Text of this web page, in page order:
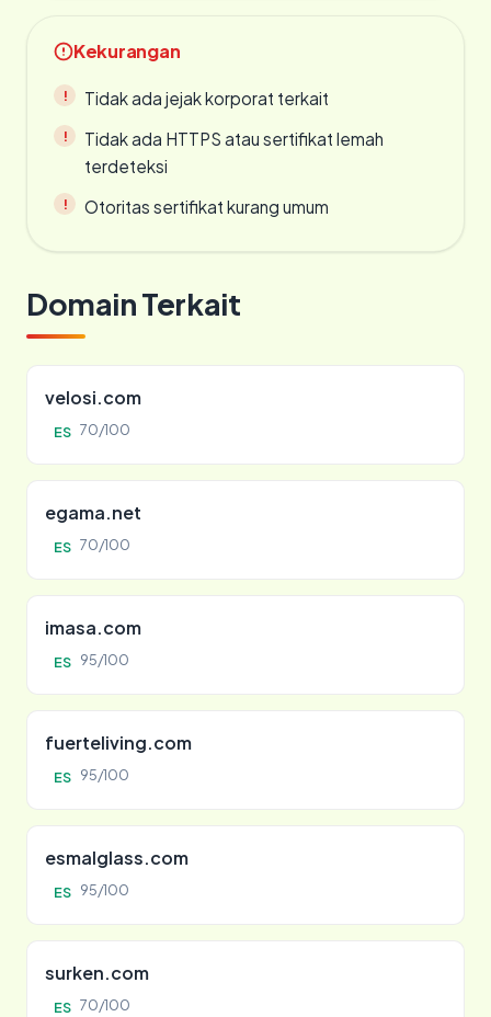
Kekurangan
Tidak ada jejak korporat terkait
Tidak ada HTTPS atau sertifikat lemah
terdeteksi
Otoritas sertifikat kurang umum
Domain Terkait
velosi.com
ES 70/100
egama.net
ES 70/100
imasa.com
ES 95/100
fuerteliving.com
ES 95/100
esmalglass.com
ES 95/100
surken.com
ES 70/100